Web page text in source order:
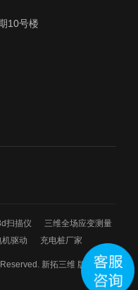
10号楼
扫描仪
三维全场应变测量
机驱动 充电桩厂家
新拓三维 版权所有